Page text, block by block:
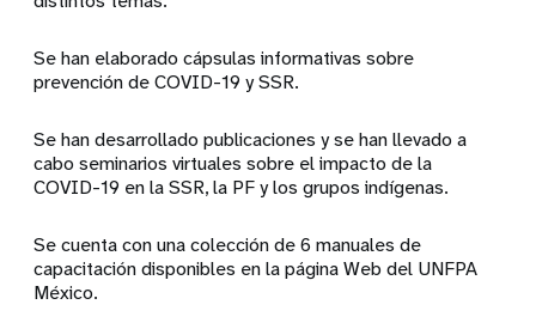
Se han elaborado cápsulas informativas sobre
prevención de COVID-19 y SSR.
Se han desarrollado publicaciones y se han llevado a
cabo seminarios virtuales sobre el impacto de la
COVID-19 en la SSR, la PF y los grupos indígenas.
Se cuenta con una colección de 6 manuales de
capacitación disponibles en la página Web del UNFPA
México.